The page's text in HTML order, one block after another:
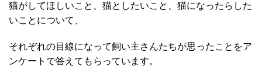
猫がしてほしいこと、猫としたいこと、猫になったらした
いことについて、
それぞれの目線になって飼い主さんたちが思ったことをア
ンケートで答えてもらっています。